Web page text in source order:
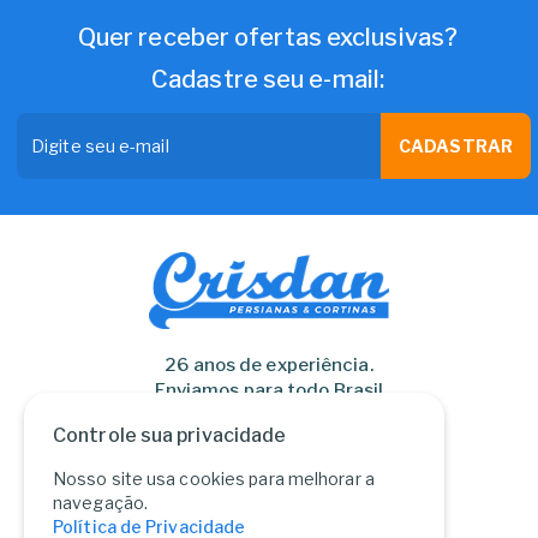
Quer receber ofertas exclusivas?
Cadastre seu e-mail:
CADASTRAR
26 anos de experiência.
Enviamos para todo Brasil
Persianas Crisdan Ltda.
Controle sua privacidade
Nosso site usa cookies para melhorar a
navegação.
Política de Privacidade